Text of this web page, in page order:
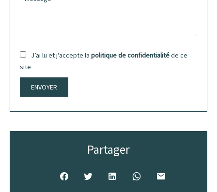
J’ai lu et j'accepte la politique de confidentialitéde ce
site
ENVOYER
Partager